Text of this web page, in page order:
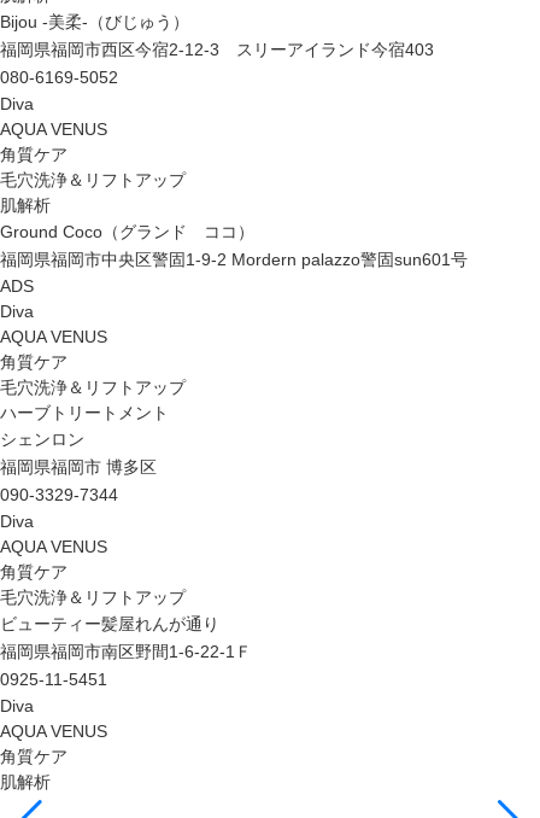
Bijou -美柔-（びじゅう）
福岡県福岡市西区今宿2-12-3 スリーアイランド今宿403
080-6169-5052
Diva
AQUA VENUS
角質ケア
毛穴洗浄＆リフトアップ
肌解析
Ground Coco（グランド ココ）
福岡県福岡市中央区警固1-9-2 Mordern palazzo警固sun601号
ADS
Diva
AQUA VENUS
角質ケア
毛穴洗浄＆リフトアップ
ハーブトリートメント
シェンロン
福岡県福岡市 博多区
090-3329-7344
Diva
AQUA VENUS
角質ケア
毛穴洗浄＆リフトアップ
ビューティー髪屋れんが通り
福岡県福岡市南区野間1-6-22-1Ｆ
0925-11-5451
Diva
AQUA VENUS
角質ケア
肌解析